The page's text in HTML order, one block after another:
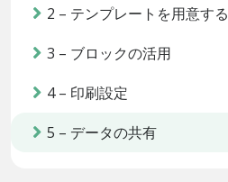
2 – テンプレートを用意する
3 – ブロックの活用
4 – 印刷設定
5 – データの共有